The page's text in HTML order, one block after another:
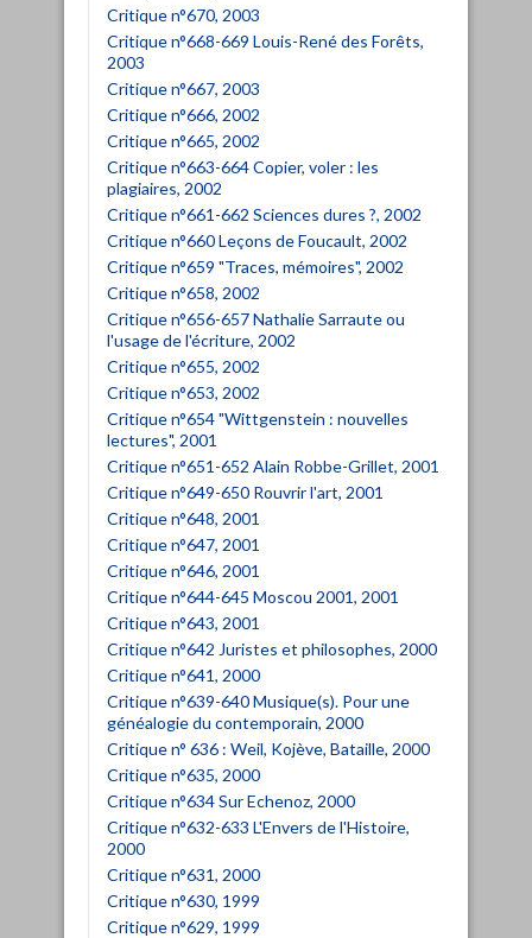
Critique n°670, 2003
Critique n°668-669 Louis-René des Forêts,
2003
Critique n°667, 2003
Critique n°666, 2002
Critique n°665, 2002
Critique n°663-664 Copier, voler : les
plagiaires, 2002
Critique n°661-662 Sciences dures ?, 2002
Critique n°660 Leçons de Foucault, 2002
Critique n°659 "Traces, mémoires", 2002
Critique n°658, 2002
Critique n°656-657 Nathalie Sarraute ou
l'usage de l'écriture, 2002
Critique n°655, 2002
Critique n°653, 2002
Critique n°654 "Wittgenstein : nouvelles
lectures", 2001
Critique n°651-652 Alain Robbe-Grillet, 2001
Critique n°649-650 Rouvrir l'art, 2001
Critique n°648, 2001
Critique n°647, 2001
Critique n°646, 2001
Critique n°644-645 Moscou 2001, 2001
Critique n°643, 2001
Critique n°642 Juristes et philosophes, 2000
Critique n°641, 2000
Critique n°639-640 Musique(s). Pour une
généalogie du contemporain, 2000
Critique n° 636 : Weil, Kojève, Bataille, 2000
Critique n°635, 2000
Critique n°634 Sur Echenoz, 2000
Critique n°632-633 L'Envers de l'Histoire,
2000
Critique n°631, 2000
Critique n°630, 1999
Critique n°629, 1999